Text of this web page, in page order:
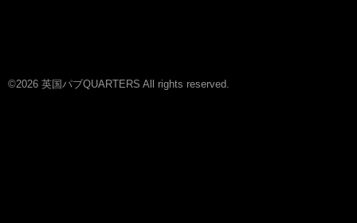
©2026 英国パブQUARTERS All rights reserved.